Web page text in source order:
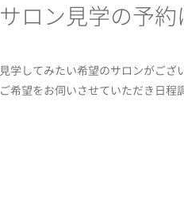
サロン見学の予約
見学してみたい希望のサロンがござ
ご希望をお伺いさせていただき日程